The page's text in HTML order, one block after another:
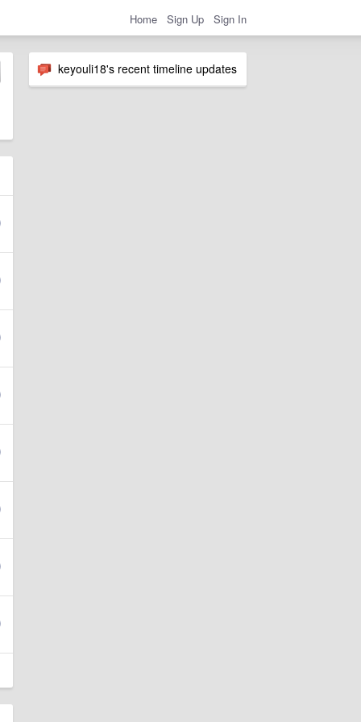
Home Sign Up Sign In
keyouli18's recent timeline updates